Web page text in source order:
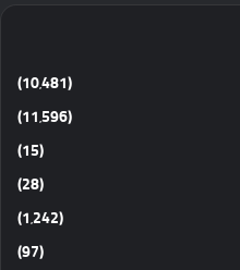
(10٬481)
(11٬596)
(15)
(28)
(1٬242)
(97)